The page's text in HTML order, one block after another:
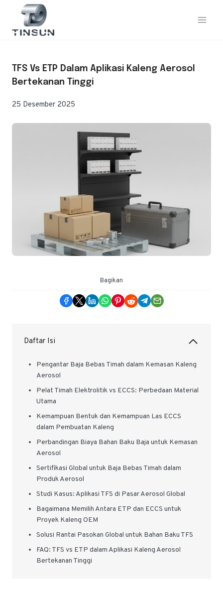
konten
TFS Vs ETP Dalam Aplikasi Kaleng Aerosol
Bertekanan Tinggi
25 Desember 2025
Bagikan
Daftar Isi
Pengantar Baja Bebas Timah dalam Kemasan Kaleng
Aerosol
Pelat Timah Elektrolitik vs ECCS: Perbedaan Material
Utama
Kemampuan Bentuk dan Kemampuan Las ECCS
dalam Pembuatan Kaleng
Perbandingan Biaya Bahan Baku Baja untuk Kemasan
Aerosol
Sertifikasi Global untuk Baja Bebas Timah dalam
Produk Aerosol
Studi Kasus: Aplikasi TFS di Pasar Aerosol Global
Bagaimana Memilih Antara ETP dan ECCS untuk
Proyek Kaleng OEM
Solusi Rantai Pasokan Global untuk Bahan Baku TFS
FAQ: TFS vs ETP dalam Aplikasi Kaleng Aerosol
Bertekanan Tinggi